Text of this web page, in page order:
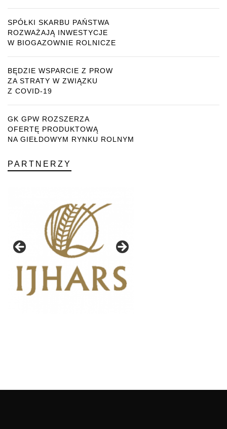
SPÓŁKI SKARBU PAŃSTWA
ROZWAŻAJĄ INWESTYCJE
W BIOGAZOWNIE ROLNICZE
BĘDZIE WSPARCIE Z PROW
ZA STRATY W ZWIĄZKU
Z COVID-19
GK GPW ROZSZERZA
OFERTĘ PRODUKTOWĄ
NA GIEŁDOWYM RYNKU ROLNYM
PARTNERZY